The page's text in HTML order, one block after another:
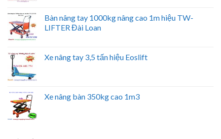
Bàn nâng tay 1000kg nâng cao 1m hiệu TW-
LIFTER Đài Loan
Xe nâng tay 3,5 tấn hiệu Eoslift
Xe nâng bàn 350kg cao 1m3